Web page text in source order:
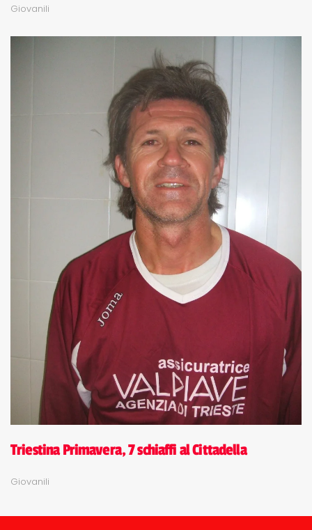
Giovanili
Triestina Primavera, 7 schiaffi al Cittadella
Giovanili